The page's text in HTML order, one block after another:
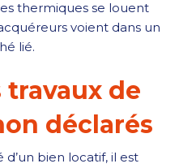
thermiques se louent
voient dans un
lié.
travaux de
déclarés
bien locatif, il est